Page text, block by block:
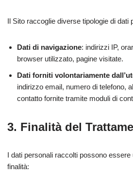
Il Sito raccoglie diverse tipologie di dati
Dati di navigazione: indirizzi IP,
browser utilizzato, pagine visitate.
Dati forniti volontariamente
indirizzo email, numero di telefono,
contatto fornite tramite moduli di
3. Finalità del
I dati personali raccolti possono
finalità: